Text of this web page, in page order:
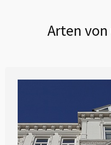
Arten von